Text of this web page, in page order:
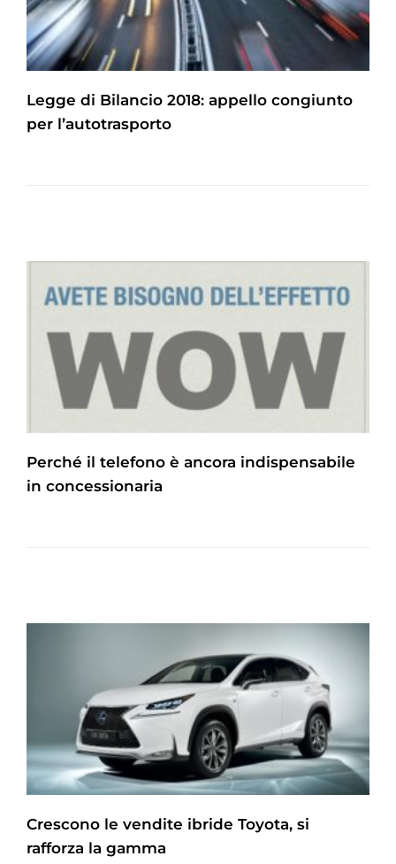
Legge di Bilancio 2018: appello congiunto
per l’autotrasporto
Perché il telefono è ancora indispensabile
in concessionaria
Crescono le vendite ibride Toyota, si
rafforza la gamma